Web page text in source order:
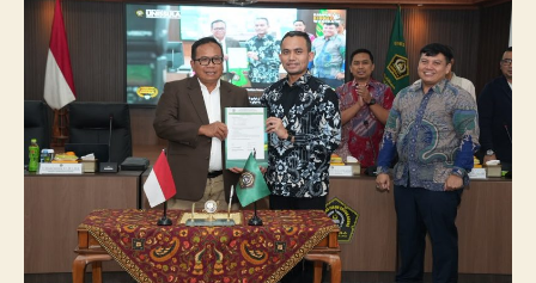
Targetkan
53
Prodi
Raih
Akreditasi
Internasional
ACQUIN
Lewat
Jalur
Track